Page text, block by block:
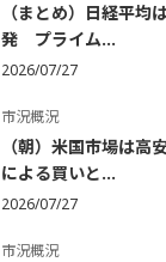
（まとめ）日経平均
発 プライム...
2026/07/27
市況概況
（朝）米国市場は
による買いと...
2026/07/27
市況概況